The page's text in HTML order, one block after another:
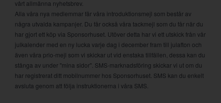
vårt allmänna nyhetsbrev.
Alla våra nya medlemmar får våra introduktionsmejl som består av
några utvalda kampanjer. Du får också våra tackmejl som du får när du
har gjort ett köp via Sponsorhuset. Utöver detta har vi ett utskick från vår
julkalender med en ny lucka varje dag i december fram till julafton och
även våra prio-mejl som vi skickar ut vid enstaka tillfällen, dessa kan du
stänga av under "mina sidor". SMS-marknadsföring skickar vi ut om du
har registrerat ditt mobilnummer hos Sponsorhuset. SMS kan du enkelt
avsluta genom att följa instruktionerna i våra SMS.